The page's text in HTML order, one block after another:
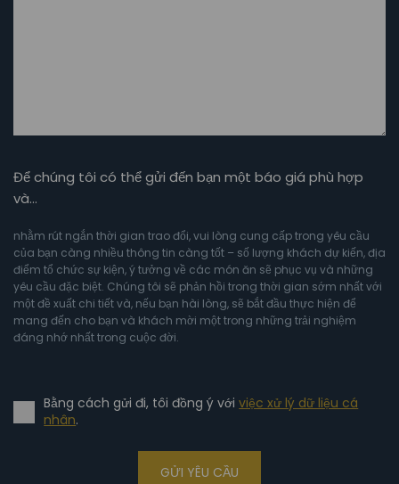
Để chúng tôi có thể gửi đến bạn một báo giá phù hợp
và…
nhằm rút ngắn thời gian trao đổi, vui lòng cung cấp trong yêu cầu
của bạn càng nhiều thông tin càng tốt – số lượng khách dự kiến, địa
điểm tổ chức sự kiện, ý tưởng về các món ăn sẽ phục vụ và những
yêu cầu đặc biệt. Chúng tôi sẽ phản hồi trong thời gian sớm nhất với
một đề xuất chi tiết và, nếu bạn hài lòng, sẽ bắt đầu thực hiện để
mang đến cho bạn và khách mời một trong những trải nghiệm
đáng nhớ nhất trong cuộc đời.
Bằng cách gửi đi, tôi đồng ý vớiviệc xử lý dữ liệu cá
nhân.
GỬI YÊU CẦU